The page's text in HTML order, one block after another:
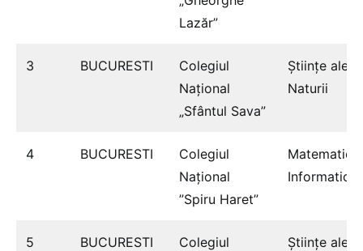
Lazăr”
3 BUCURESTI
Colegiul
Naţional
„Sfântul Sava”
Ştiinţe ale
Naturii
4 BUCURESTI
Colegiul
Național
”Spiru Haret”
Informatică
5 BUCURESTI
Colegiul
Ştiinţe ale